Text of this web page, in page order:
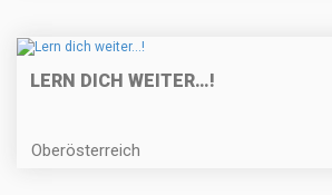
LERN DICH WEITER…!
Oberösterreich